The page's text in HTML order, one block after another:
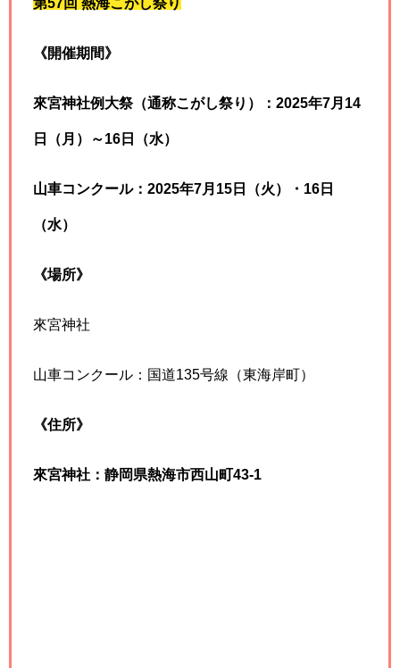
《開催期間》
來宮神社例大祭（通称こがし祭り）：2025年7月14
日（月）～16日（水）
山車コンクール：2025年7月15日（火）・16日
（水）
《場所》
來宮神社
山車コンクール：国道135号線（東海岸町）
《住所》
來宮神社：静岡県熱海市西山町43-1